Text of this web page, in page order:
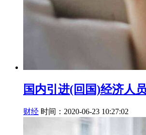
国内引进(回国)经济人
财经 时间：2020-06-23 10:27:02